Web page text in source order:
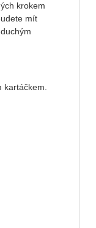
krokem
mít
kartáčkem.